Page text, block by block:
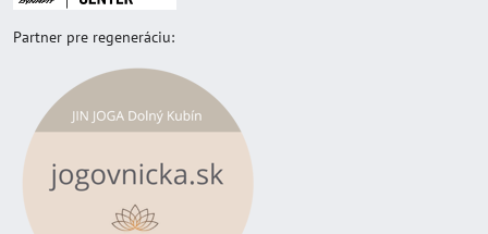
Partner pre regeneráciu: